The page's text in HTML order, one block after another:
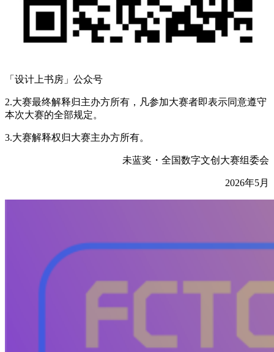
「设计上书房」公众号
2.大赛最终解释归主办方所有，凡参加大赛者即表示同意遵守
本次大赛的全部规定。
3.大赛解释权归大赛主办方所有。
未蓝奖・全国数字文创大赛组委会
2026年5月